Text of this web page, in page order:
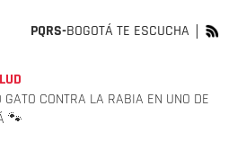
PQRS-BOGOTÁ TE ESCUCHA
CONTRA LA RABIA EN UNO DE
🐾